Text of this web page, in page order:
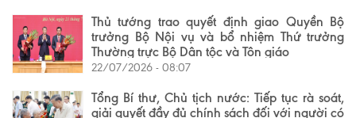
Thủ tướng trao quyết định giao Quyền Bộ
trưởng Bộ Nội vụ và bổ nhiệm Thứ trưởng
Thường trực Bộ Dân tộc và Tôn giáo
22/07/2026 - 08:07
Tổng Bí thư, Chủ tịch nước: Tiếp tục rà soát,
giải quyết đầy đủ chính sách đối với người có